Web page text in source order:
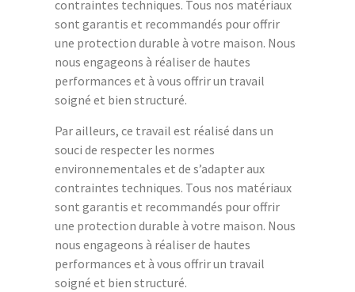
contraintes techniques. Tous nos matériaux
sont garantis et recommandés pour offrir
une protection durable à votre maison. Nous
nous engageons à réaliser de hautes
performances et à vous offrir un travail
soigné et bien structuré.
Par ailleurs, ce travail est réalisé dans un
souci de respecter les normes
environnementales et de s’adapter aux
contraintes techniques. Tous nos matériaux
sont garantis et recommandés pour offrir
une protection durable à votre maison. Nous
nous engageons à réaliser de hautes
performances et à vous offrir un travail
soigné et bien structuré.